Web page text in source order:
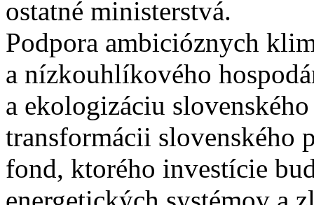
ostatné ministerstvá.
Podpora ambicióznych
a nízkouhlíkového
a ekologizáciu
transformácii slovenského
fond, ktorého investície